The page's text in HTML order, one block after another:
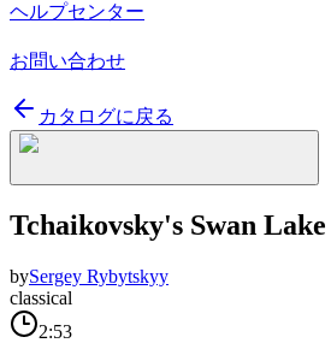
ヘルプセンター
お問い合わせ
カタログに戻る
Tchaikovsky's Swan Lake
bySergey Rybytskyy
classical
2:53